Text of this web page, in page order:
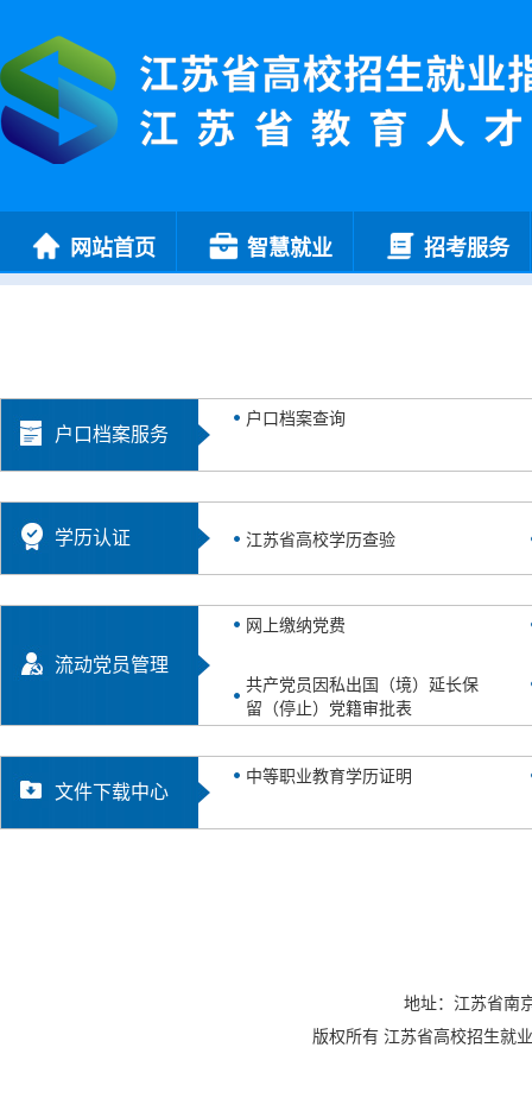
网站首页 智慧就业 招考服务
户口档案服务
户口档案查询
学历认证 江苏省高校学历查验
流动党员管理
网上缴纳党费
共产党员因私出国（境）延长保
留（停止）党籍审批表
文件下载中心
中等职业教育学历证明
地址：江苏省
版权所有 江苏省高校招生就